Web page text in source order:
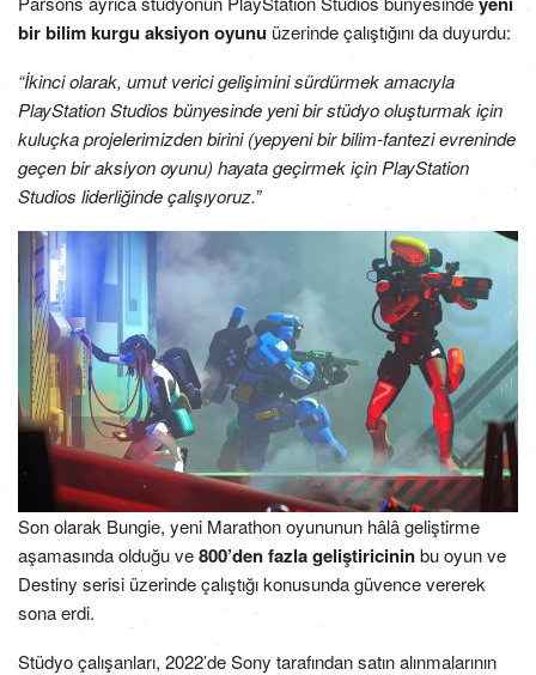
bir bilim kurgu aksiyon oyunu üzerinde çalıştığını da duyurdu:
“İkinci olarak, umut verici gelişimini sürdürmek amacıyla
PlayStation Studios bünyesinde yeni bir stüdyo oluşturmak için
kuluçka projelerimizden birini (yepyeni bir bilim-fantezi evreninde
geçen bir aksiyon oyunu) hayata geçirmek için PlayStation
Studios liderliğinde çalışıyoruz.”
Son olarak Bungie, yeni Marathon oyununun hâlâ geliştirme
aşamasında olduğu ve800’den fazla geliştiricininbu oyun ve
Destiny serisi üzerinde çalıştığı konusunda güvence vererek
sona erdi.
Stüdyo çalışanları, 2022’de Sony tarafından satın alınmalarının